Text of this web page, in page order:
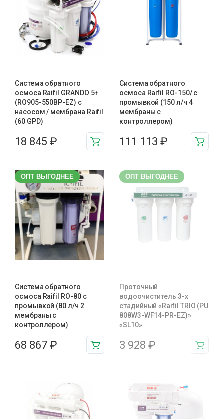
Система обратного
осмоса Raifil GRANDO 5+
(RO905-550BP-EZ) с
насосом / мембрана Raifil
(60 GPD)
18 845 ₽
Система обратного
осмоса Raifil RO-150/ с
промывкой (150 л/ч 4
мембраны с
контроллером)
111 113 ₽
ОПТ ВЫГОДНЕЕ
Система обратного
осмоса Raifil RO-80 с
промывкой (80 л/ч 2
мембраны с
контроллером)
68 867 ₽
ОПТ ВЫГОДНЕЕ
Проточный
водоочиститель 3-х
стадийный «Raifil TRIO (PU
808W3-WF14-PR-EZ)»
«SL10»
3 928 ₽